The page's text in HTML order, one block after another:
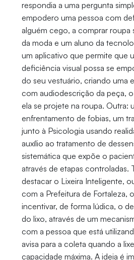
respondia a uma pergunta
empodero uma pessoa com
alguém cego, a comprar roupa
da moda e um aluno da
um aplicativo que permite que
deficiência visual possa se
do seu vestuário, criando uma
com audiodescrição da peça,
ela se projete na roupa. Outra:
enfrentamento de fobias, um
junto à Psicologia usando
auxílio ao tratamento de
sistemática que expõe o
através de etapas controladas.
destacar o Lixeira Inteligente,
com a Prefeitura de Fortaleza,
incentivar, de forma lúdica, o
do lixo, através de um
com a pessoa que está
avisa para a coleta quando a
capacidade máxima. A ideia é